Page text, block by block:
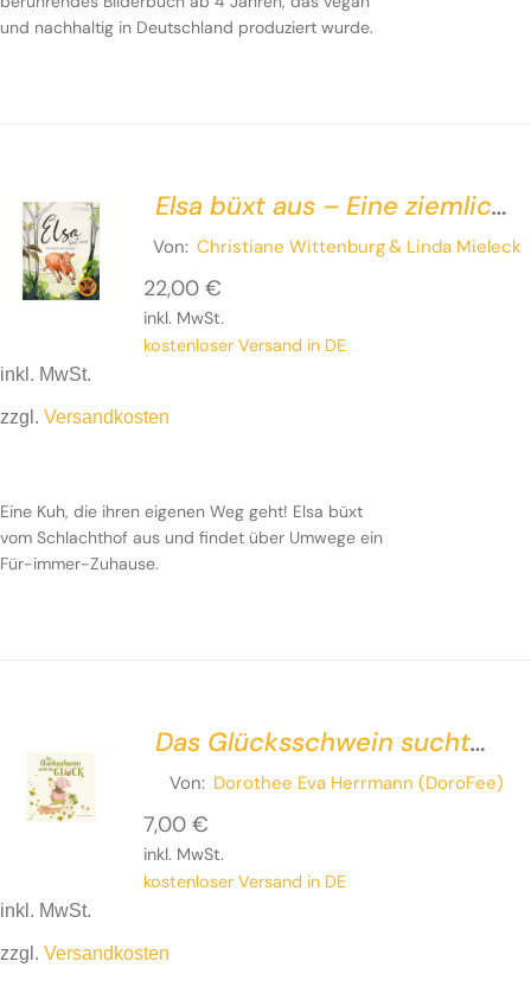
und nachhaltig in Deutschland produziert wurde.
Elsa büxt aus – Eine ziemlich
wahre Geschichte
Von: Christiane Wittenburg& Linda Mieleck
22,00 €
inkl. MwSt.
kostenloser Versand in DE
inkl. MwSt.
zzgl. Versandkosten
Eine Kuh, die ihren eigenen Weg geht! Elsa büxt
vom Schlachthof aus und findet über Umwege ein
Für-immer-Zuhause.
Das Glücksschwein sucht
das Glück
Von: Dorothee Eva Herrmann (DoroFee)
7,00 €
inkl. MwSt.
kostenloser Versand in DE
inkl. MwSt.
zzgl. Versandkosten